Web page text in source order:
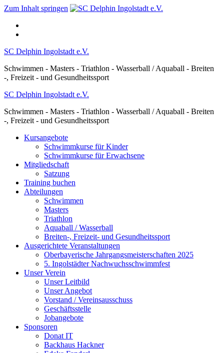
Zum Inhalt springen
SC Delphin Ingolstadt e.V.
Schwimmen - Masters - Triathlon - Wasserball / Aquaball - Breiten
-, Freizeit - und Gesundheitssport
SC Delphin Ingolstadt e.V.
Schwimmen - Masters - Triathlon - Wasserball / Aquaball - Breiten
-, Freizeit - und Gesundheitssport
Kursangebote
Schwimmkurse für Kinder
Schwimmkurse für Erwachsene
Mitgliedschaft
Satzung
Training buchen
Abteilungen
Schwimmen
Masters
Triathlon
Aquaball / Wasserball
Breiten-, Freizeit- und Gesundheitssport
Ausgerichtete Veranstaltungen
Oberbayerische Jahrgangsmeisterschaften 2025
5. Ingolstädter Nachwuchsschwimmfest
Unser Verein
Unser Leitbild
Unser Angebot
Vorstand / Vereinsausschuss
Geschäftsstelle
Jobangebote
Sponsoren
Donat IT
Backhaus Hackner